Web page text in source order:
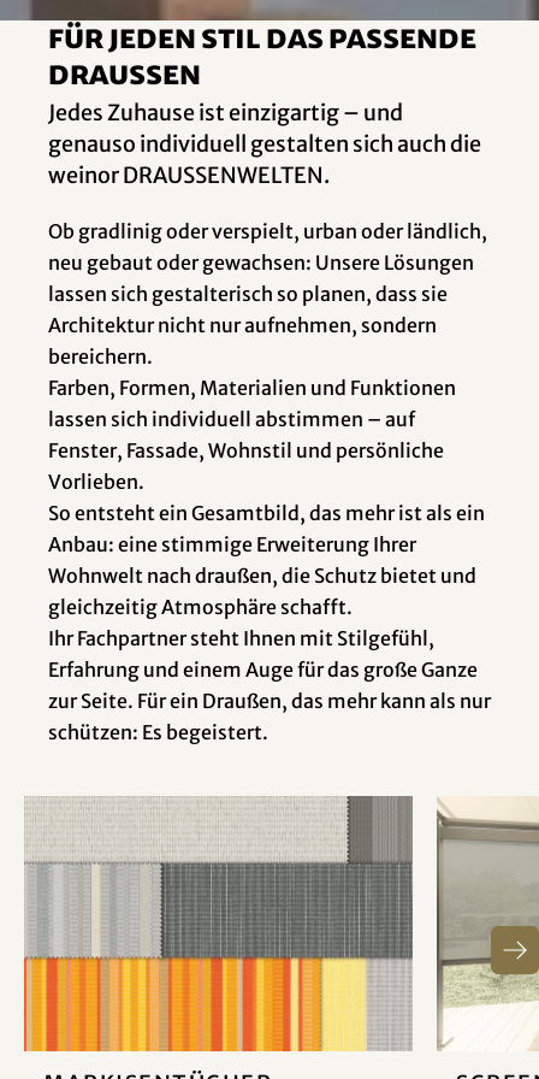
Für jeden Stil das passende
Draussen
Jedes Zuhause ist einzigartig – und
genauso individuell gestalten sich auch die
weinor DRAUSSENWELTEN.
Ob gradlinig oder verspielt, urban oder ländlich,
neu gebaut oder gewachsen: Unsere Lösungen
lassen sich gestalterisch so planen, dass sie
Architektur nicht nur aufnehmen, sondern
bereichern.
Farben, Formen, Materialien und Funktionen
lassen sich individuell abstimmen – auf
Fenster, Fassade, Wohnstil und persönliche
Vorlieben.
So entsteht ein Gesamtbild, das mehr ist als ein
Anbau: eine stimmige Erweiterung Ihrer
Wohnwelt nach draußen, die Schutz bietet und
gleichzeitig Atmosphäre schafft.
Ihr Fachpartner steht Ihnen mit Stilgefühl,
Erfahrung und einem Auge für das große Ganze
zur Seite. Für ein Draußen, das mehr kann als nur
schützen: Es begeistert.